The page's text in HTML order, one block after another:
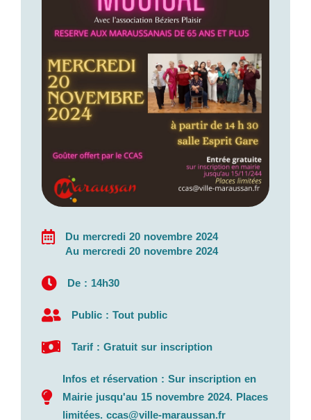
Du mercredi 20 novembre 2024
Au mercredi 20 novembre 2024
De : 14h30
Public : Tout public
Tarif : Gratuit sur inscription
Infos et réservation : Sur inscription en
Mairie jusqu'au 15 novembre 2024. Places
limitées. ccas@ville-maraussan.fr